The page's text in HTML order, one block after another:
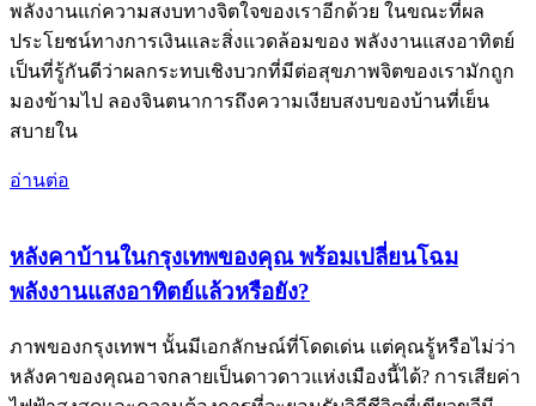
พลังงานแก่ความสงบทางจิตใจของเราอีกด้วย ในขณะที่ผล
ประโยชน์ทางการเงินและสิ่งแวดล้อมของ พลังงานแสงอาทิตย์
เป็นที่รู้กันดีว่าผลกระทบเชิงบวกที่มีต่อสุขภาพจิตของเรามักถูก
มองข้ามไป ลองจินตนาการถึงความเงียบสงบของบ้านที่เย็น
สบายใน
อ่านต่อ
หลังคาบ้านในกรุงเทพของคุณ พร้อมเปลี่ยนโฉม
พลังงานแสงอาทิตย์แล้วหรือยัง?
ภาพของกรุงเทพฯ นั้นมีเอกลักษณ์ที่โดดเด่น แต่คุณรู้หรือไม่ว่า
หลังคาของคุณอาจกลายเป็นดาวดาวแห่งเมืองนี้ได้? การเสียค่า